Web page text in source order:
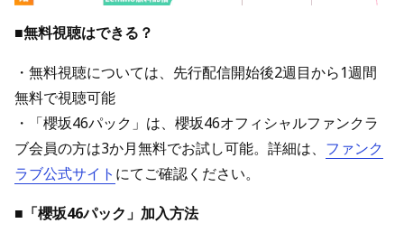
■無料視聴はできる？
・無料視聴については、先行配信開始後2週目から1週間
無料で視聴可能
・「櫻坂46パック」は、櫻坂46オフィシャルファンクラ
ブ会員の方は3か月無料でお試し可能。詳細は、 ファンク
ラブ公式サイト にてご確認ください。
■「櫻坂46パック」加入方法